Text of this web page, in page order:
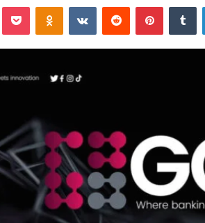
لينكدإن ‏Tumblr بينتيريست ‏Reddit
‏VKontakte
Odnoklassniki
‫Pocket